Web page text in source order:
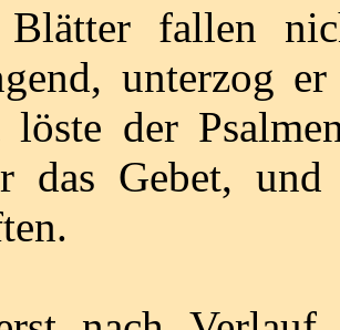
Blätter fallen
unterzog
löste der
das Gebet,